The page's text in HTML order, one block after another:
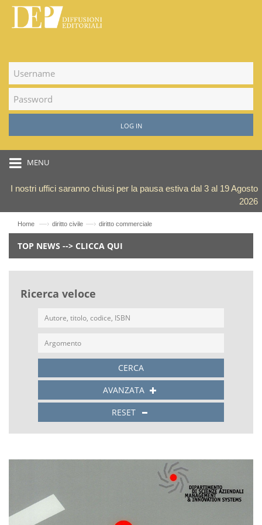
LOG IN
MENU
I nostri uffici saranno chiusi per la pausa estiva dal 3 al 19 Agosto
2026
Home —› diritto civile —› diritto commerciale
TOP NEWS --> CLICCA QUI
Ricerca veloce
CERCA
AVANZATA
RESET